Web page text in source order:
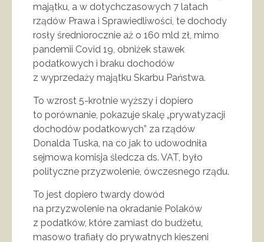
majątku, a w dotychczasowych 7 latach
rządów Prawa i Sprawiedliwości, te dochody
rosły średniorocznie aż o 160 mld zł, mimo
pandemii Covid 19, obniżek stawek
podatkowych i braku dochodów
z wyprzedaży majątku Skarbu Państwa.
To wzrost 5-krotnie wyższy i dopiero
to porównanie, pokazuje skalę „prywatyzacji
dochodów podatkowych” za rządów
Donalda Tuska, na co jak to udowodniła
sejmowa komisja śledcza ds. VAT, było
polityczne przyzwolenie, ówczesnego rządu.
To jest dopiero twardy dowód
na przyzwolenie na okradanie Polaków
z podatków, które zamiast do budżetu,
masowo trafiały do prywatnych kieszeni